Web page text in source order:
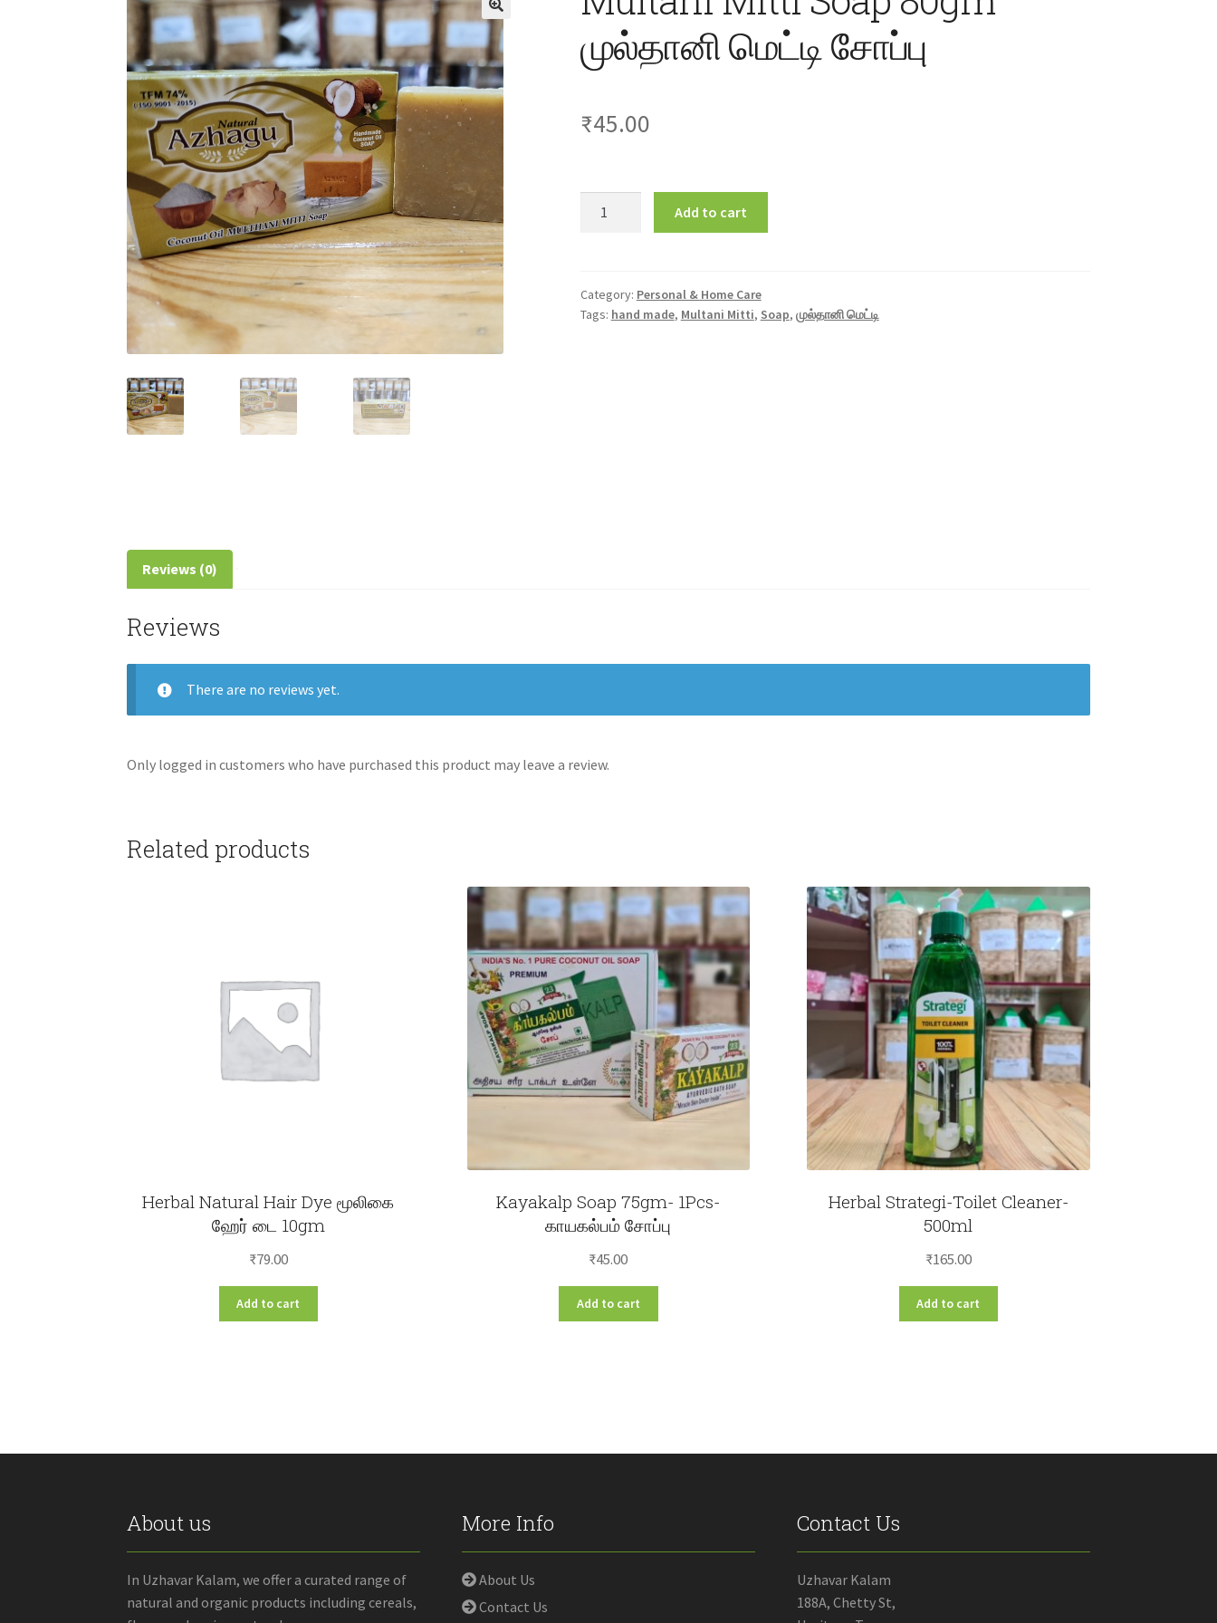
முல்தானி மெட்டி சோப்பு
₹45.00
முல்தானி
மெட்டி
Add to cart
Category: Personal & Home Care
Tags: hand made, Multani Mitti, Soap, முல்தானி மெட்டி
Reviews (0)
Reviews
There are no reviews yet.
Only logged in customers who have purchased this product may leave a review.
Related products
Herbal Natural Hair Dye மூலிகை
ஹேர் டை 10gm
₹79.00
Add to cart
Kayakalp Soap 75gm- 1Pcs-
காயகல்பம் சோப்பு
₹45.00
Add to cart
Herbal Strategi-Toilet Cleaner-
500ml
₹165.00
Add to cart
About us
In Uzhavar Kalam, we offer a curated range of
natural and organic products including cereals,
More Info
About Us
Contact Us
Contact Us
Uzhavar Kalam
188A, Chetty St,